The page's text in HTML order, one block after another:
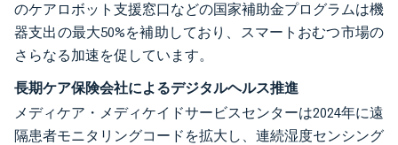
のケアロボット支援窓口などの国家補助金プログラムは機
器支出の最大50%を補助しており、スマートおむつ市場の
さらなる加速を促しています。
長期ケア保険会社によるデジタルヘルス推進
メディケア・メディケイドサービスセンターは2024年に遠
隔患者モニタリングコードを拡大し、連続湿度センシング